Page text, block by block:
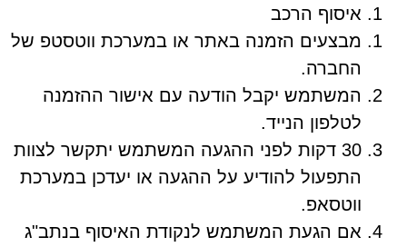
איסוף הרכב
מבצעים הזמנה באתר או במערכת ווטסטפ של
החברה.
המשתמש יקבל הודעה עם אישור ההזמנה
לטלפון הנייד.
30 דקות לפני ההגעה המשתמש יתקשר לצוות
התפעול להודיע על ההגעה או יעדכן במערכת
ווטסאפ.
אם הגעת המשתמש לנקודת האיסוף בנתב"ג